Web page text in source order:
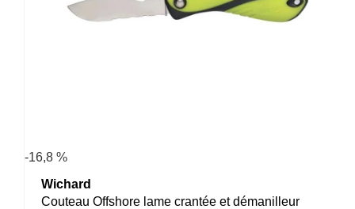
-16,8 %
Wichard
Couteau Offshore lame crantée et démanilleur